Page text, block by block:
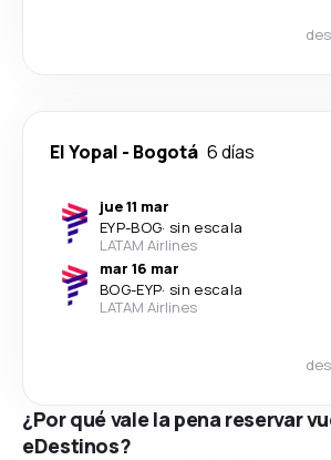
El Yopal - Bogotá 6 días
jue 11 mar
EYP-BOG· sin escala
LATAM Airlines
mar 16 mar
BOG-EYP· sin escala
LATAM Airlines
¿Por qué vale la pena reservar
eDestinos?